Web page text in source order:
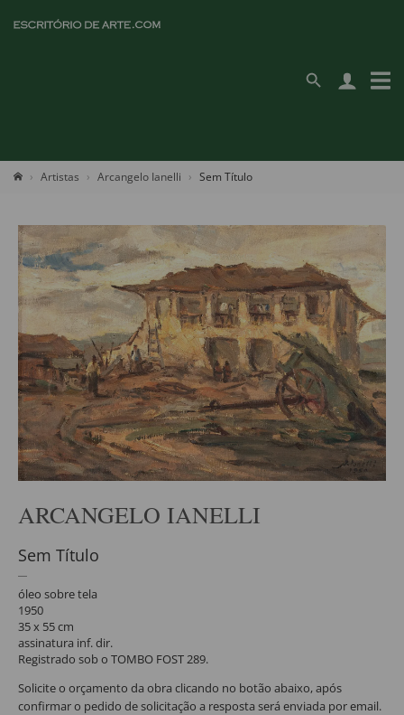
Artistas Arcangelo Ianelli Sem Título
ARCANGELO IANELLI
Sem Título
óleo sobre tela
1950
35 x 55 cm
assinatura inf. dir.
Registrado sob o TOMBO FOST 289.
Solicite o orçamento da obra clicando no botão abaixo, após
confirmar o pedido de solicitação a resposta será enviada por email.